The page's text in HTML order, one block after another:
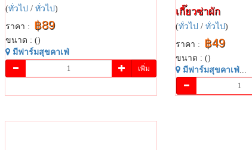
(ทั่วไป / ทั่วไป)
ราคา : ฿89
ขนาด : ()
มี​ฟาร์​มสุข​คาเฟ่​
เพิ่ม
เกี๊ยว​ซ่า​ผัก
(ทั่วไป / ทั่วไป)
ราคา : ฿49
ขนาด : ()
มี​ฟาร์​มสุข​คาเฟ่​ ...